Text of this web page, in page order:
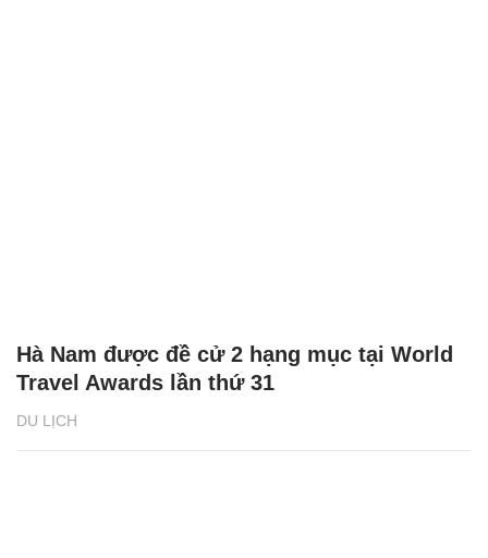
DU LỊCH
Hà Nam được đề cử 2 hạng mục tại World
Travel Awards lần thứ 31